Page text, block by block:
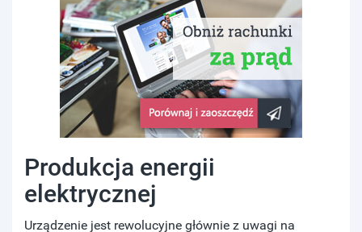
Produkcja energii
elektrycznej
Urządzenie jest rewolucyjne głównie z uwagi na